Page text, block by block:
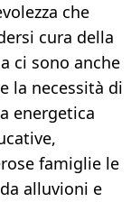
che
cura della
ci sono anche
la necessità di
energetica
famiglie le
alluvioni e